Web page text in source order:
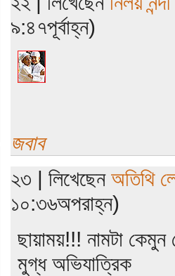
৯:৪৭পূর্বাহ্ন)
জবাব
২৩ | লিখেছেন অতিথি
১০:৩৬অপরাহ্ন)
ছায়াময়!!! নামটা কেমুন
মুগ্ধ অভিযাত্রিক